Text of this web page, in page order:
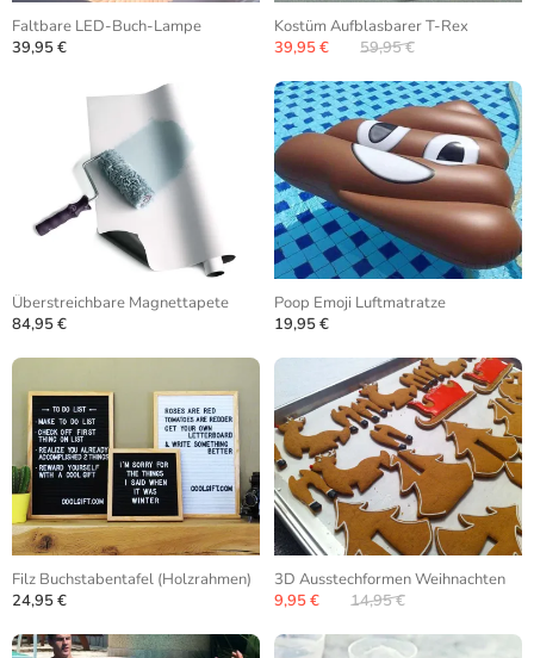
Faltbare LED-Buch-Lampe
39,95 €
Kostüm Aufblasbarer T-Rex
39,95 €
59,95 €
Überstreichbare Magnettapete
84,95 €
Poop Emoji Luftmatratze
19,95 €
Filz Buchstabentafel (Holzrahmen)
24,95 €
3D Ausstechformen Weihnachten
9,95 €
14,95 €